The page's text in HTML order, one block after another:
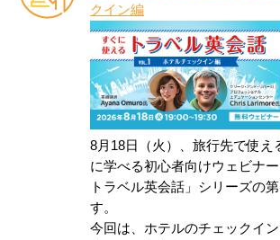
クイン編
8月18日（火）、旅行先で使え
に学べる初心者向けウェビナ
トラベル英会話」シリーズの
す。
今回は、ホテルのチェックイ